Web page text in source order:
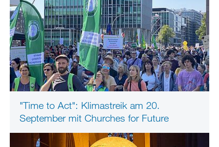
"Time to Act": Klimastreik am 20.
September mit Churches for Future